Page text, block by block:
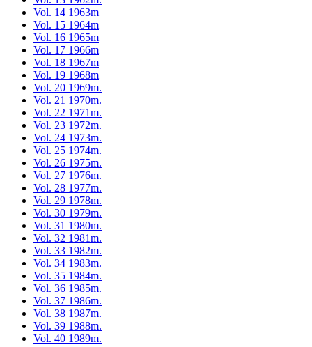
Vol. 14 1963m
Vol. 15 1964m
Vol. 16 1965m
Vol. 17 1966m
Vol. 18 1967m
Vol. 19 1968m
Vol. 20 1969m.
Vol. 21 1970m.
Vol. 22 1971m.
Vol. 23 1972m.
Vol. 24 1973m.
Vol. 25 1974m.
Vol. 26 1975m.
Vol. 27 1976m.
Vol. 28 1977m.
Vol. 29 1978m.
Vol. 30 1979m.
Vol. 31 1980m.
Vol. 32 1981m.
Vol. 33 1982m.
Vol. 34 1983m.
Vol. 35 1984m.
Vol. 36 1985m.
Vol. 37 1986m.
Vol. 38 1987m.
Vol. 39 1988m.
Vol. 40 1989m.